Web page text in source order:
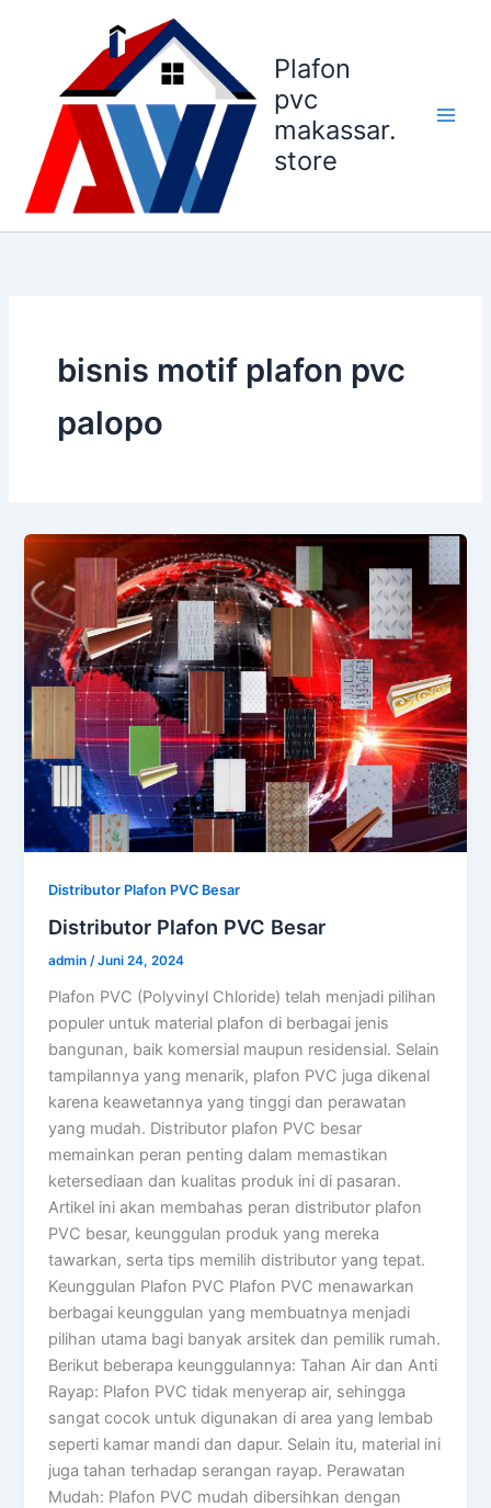
Plafon
pvc
makassar.
store
bisnis motif plafon pvc
palopo
Distributor Plafon PVC Besar
Distributor Plafon PVC Besar
admin/Juni 24, 2024
Plafon PVC (Polyvinyl Chloride) telah menjadi pilihan
populer untuk material plafon di berbagai jenis
bangunan, baik komersial maupun residensial. Selain
tampilannya yang menarik, plafon PVC juga dikenal
karena keawetannya yang tinggi dan perawatan
yang mudah. Distributor plafon PVC besar
memainkan peran penting dalam memastikan
ketersediaan dan kualitas produk ini di pasaran.
Artikel ini akan membahas peran distributor plafon
PVC besar, keunggulan produk yang mereka
tawarkan, serta tips memilih distributor yang tepat.
Keunggulan Plafon PVC Plafon PVC menawarkan
berbagai keunggulan yang membuatnya menjadi
pilihan utama bagi banyak arsitek dan pemilik rumah.
Berikut beberapa keunggulannya: Tahan Air dan Anti
Rayap: Plafon PVC tidak menyerap air, sehingga
sangat cocok untuk digunakan di area yang lembab
seperti kamar mandi dan dapur. Selain itu, material ini
juga tahan terhadap serangan rayap. Perawatan
Mudah: Plafon PVC mudah dibersihkan dengan